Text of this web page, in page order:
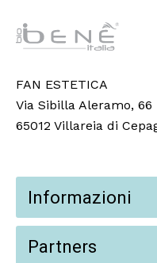
FAN ESTETICA
Via Sibilla Aleramo, 66
65012 Villareia di
Informazioni
Partners